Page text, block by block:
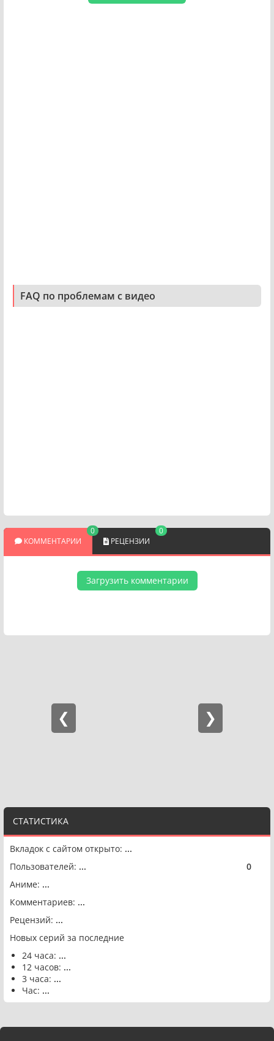
СТАТИСТИКА
Вкладок с сайтом открыто: ...
Пользователей: ... 0
Аниме: ...
Комментариев: ...
Рецензий: ...
Новых серий за последние
24 часа: ...
12 часов: ...
3 часа: ...
Час: ...
FAQ по проблемам с видео
КОММЕНТАРИИ
0
РЕЦЕНЗИИ
0
Загрузить комментарии